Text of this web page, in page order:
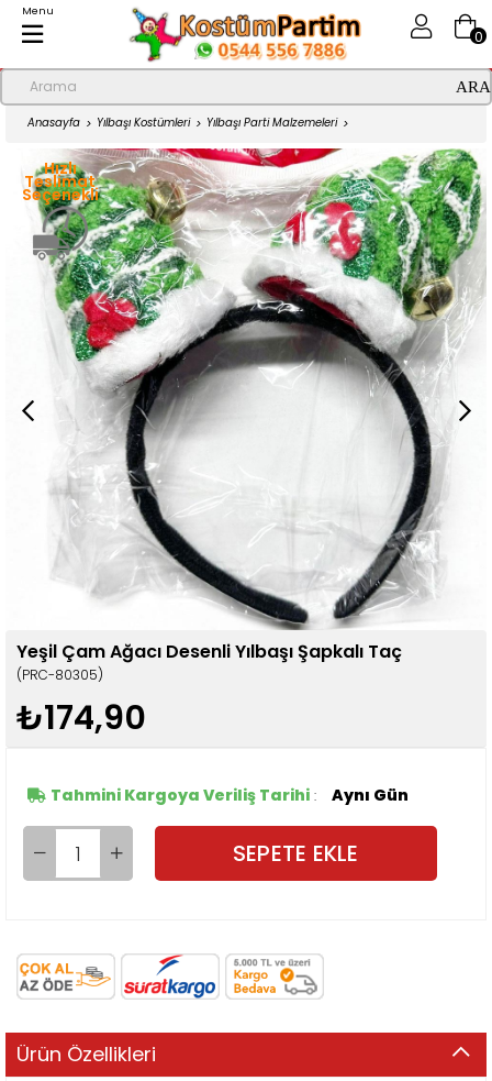
0
Menu
Anasayfa Yılbaşı Kostümleri Yılbaşı Parti Malzemeleri
Yeşil Çam Ağacı Desenli Yılbaşı Şapkalı Taç
Hızlı
Teslimat
Seçenekli
Yeşil Çam Ağacı Desenli Yılbaşı Şapkalı Taç
(PRC-80305)
₺174,90
Tahmini Kargoya Veriliş Tarihi : Aynı Gün
Ürün Özellikleri